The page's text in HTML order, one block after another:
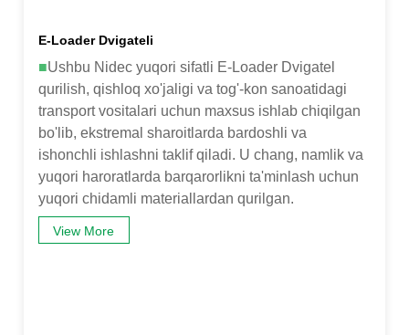
E-Loader Dvigateli
■Ushbu Nidec yuqori sifatli E-Loader Dvigatel
qurilish, qishloq xo'jaligi va tog'-kon sanoatidagi
transport vositalari uchun maxsus ishlab chiqilgan
bo'lib, ekstremal sharoitlarda bardoshli va
ishonchli ishlashni taklif qiladi. U chang, namlik va
yuqori haroratlarda barqarorlikni ta'minlash uchun
yuqori chidamli materiallardan qurilgan.
View More